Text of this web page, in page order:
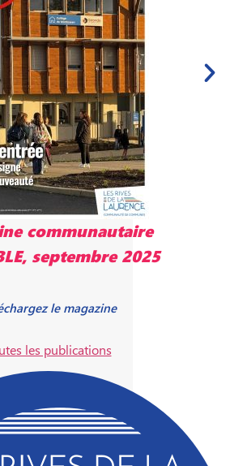
communautaire
mai 2025
le magazine
les publications